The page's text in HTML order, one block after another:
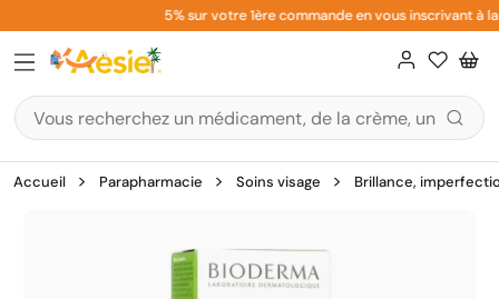
au
contenu
5% sur votre 1ère commande en vous inscrivant à la
Accueil Parapharmacie Soins visage Brillance,